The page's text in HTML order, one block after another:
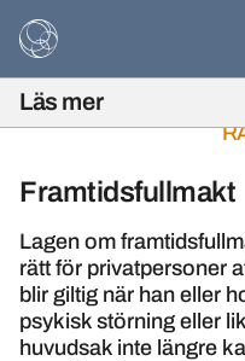
Framtidsfullmakt
Lagen om
rätt för privatpersoner
blir giltig när han eller
psykisk störning eller
huvudsak inte längre
Läs mer